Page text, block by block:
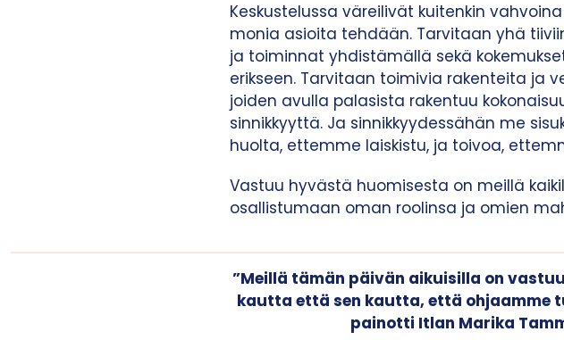
Keskustelussa väreilivät kuitenkin
monia asioita tehdään. Tarvitaan yhä
ja toiminnat yhdistämällä sekä
erikseen. Tarvitaan toimivia rakenteita ja
joiden avulla palasista rakentuu
sinnikkyyttä. Ja sinnikkyydessähän me
huolta, ettemme laiskistu, ja toivoa,
Vastuu hyvästä huomisesta on meillä
osallistumaan oman roolinsa ja omien
”Meillä tämän päivän aikuisilla on
kautta että sen kautta, että ohjaamme
painotti Itlan Marika